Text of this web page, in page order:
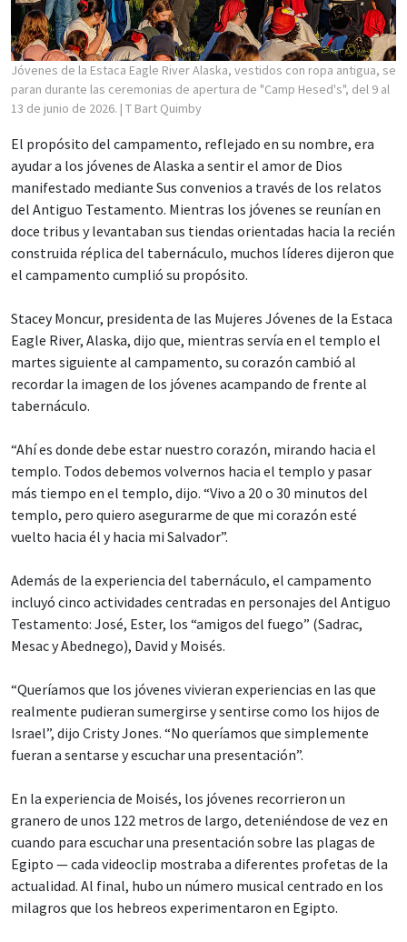
Jóvenes de la Estaca Eagle River Alaska, vestidos con ropa antigua, se
paran durante las ceremonias de apertura de "Camp Hesed's", del 9 al
13 de junio de 2026. | T Bart Quimby
El propósito del campamento, reflejado en su nombre, era
ayudar a los jóvenes de Alaska a sentir el amor de Dios
manifestado mediante Sus convenios a través de los relatos
del Antiguo Testamento. Mientras los jóvenes se reunían en
doce tribus y levantaban sus tiendas orientadas hacia la recién
construida réplica del tabernáculo, muchos líderes dijeron que
el campamento cumplió su propósito.
Stacey Moncur, presidenta de las Mujeres Jóvenes de la Estaca
Eagle River, Alaska, dijo que, mientras servía en el templo el
martes siguiente al campamento, su corazón cambió al
recordar la imagen de los jóvenes acampando de frente al
tabernáculo.
“Ahí es donde debe estar nuestro corazón, mirando hacia el
templo. Todos debemos volvernos hacia el templo y pasar
más tiempo en el templo, dijo. “Vivo a 20 o 30 minutos del
templo, pero quiero asegurarme de que mi corazón esté
vuelto hacia él y hacia mi Salvador”.
Además de la experiencia del tabernáculo, el campamento
incluyó cinco actividades centradas en personajes del Antiguo
Testamento: José, Ester, los “amigos del fuego” (Sadrac,
Mesac y Abednego), David y Moisés.
“Queríamos que los jóvenes vivieran experiencias en las que
realmente pudieran sumergirse y sentirse como los hijos de
Israel”, dijo Cristy Jones. “No queríamos que simplemente
fueran a sentarse y escuchar una presentación”.
En la experiencia de Moisés, los jóvenes recorrieron un
granero de unos 122 metros de largo, deteniéndose de vez en
cuando para escuchar una presentación sobre las plagas de
Egipto — cada videoclip mostraba a diferentes profetas de la
actualidad. Al final, hubo un número musical centrado en los
milagros que los hebreos experimentaron en Egipto.